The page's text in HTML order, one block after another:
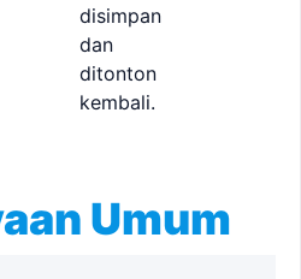
disimpan
dan
ditonton
kembali.
Umum